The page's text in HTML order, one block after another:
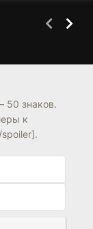
50 знаков.
к